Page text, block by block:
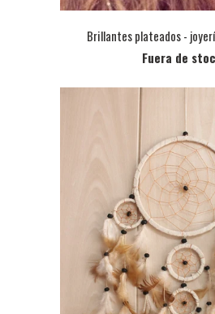
Brillantes plateados -
Fuera de